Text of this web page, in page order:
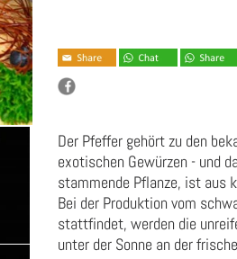
Der Pfeffer gehört zu den
exotischen Gewürzen - und
stammende Pflanze, ist aus
Bei der Produktion vom
stattfindet, werden die
unter der Sonne an der